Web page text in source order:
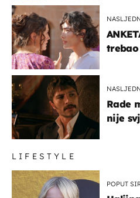
Rade
nije
LIFESTYLE
POPUT